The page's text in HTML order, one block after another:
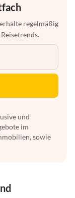
regelmäßig
und
im
sowie